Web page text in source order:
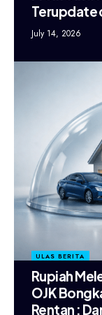
Terupdate
July 14, 2026
ULAS BERITA
Rupiah
OJK
Rentan :